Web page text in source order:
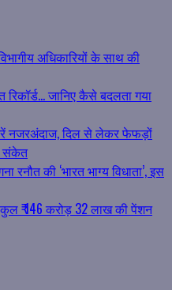
अधिकारियों के साथ की
जानिए कैसे बदलता गया
नजरअंदाज, दिल से लेकर फेफड़ों
संकेत
की ‘भारत भाग्य विधाता’, इस
कुल ₹ 146 करोड़ 32 लाख की पेंशन